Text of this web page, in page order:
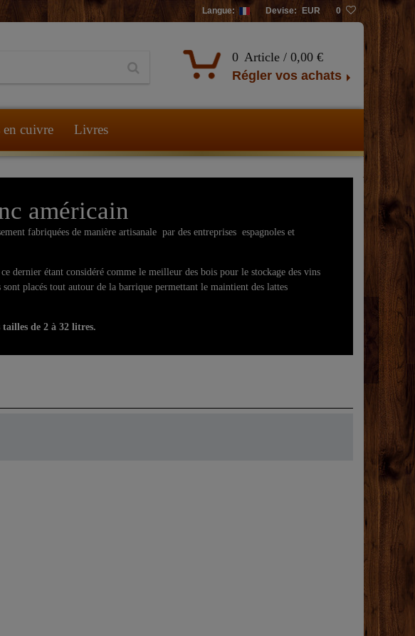
Langue: Devise: EUR 0
0 Article / 0,00 €
Régler vos achats
cuivre Livres
américain
fabriquées de manière artisanale par des entreprises espagnoles et
dernier étant considéré comme le meilleur des bois pour le stockage des vins
placés tout autour de la barrique permettant le maintient des lattes
tailles de 2 à 32 litres.